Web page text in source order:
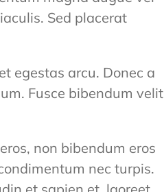
Sed placerat
egestas arcu. Donec a
Fusce bibendum velit
non bibendum eros
nec turpis.